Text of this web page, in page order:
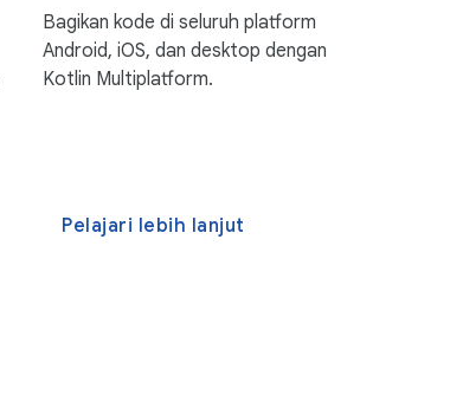
Bagikan kode di seluruh platform
Android, iOS, dan desktop dengan
Kotlin Multiplatform.
Pelajari lebih lanjut